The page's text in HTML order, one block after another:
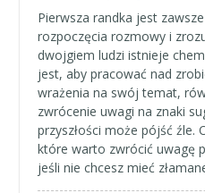
Pierwsza randka jest
rozpoczęcia rozmowy i
dwojgiem ludzi istnieje
jest, aby pracować nad
wrażenia na swój temat,
zwrócenie uwagi na znaki
przyszłości może pójść źle.
które warto zwrócić uwagę
jeśli nie chcesz mieć